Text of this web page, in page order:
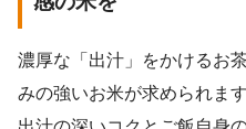
濃厚な「出汁」をかけるお
みの強いお米が求められます